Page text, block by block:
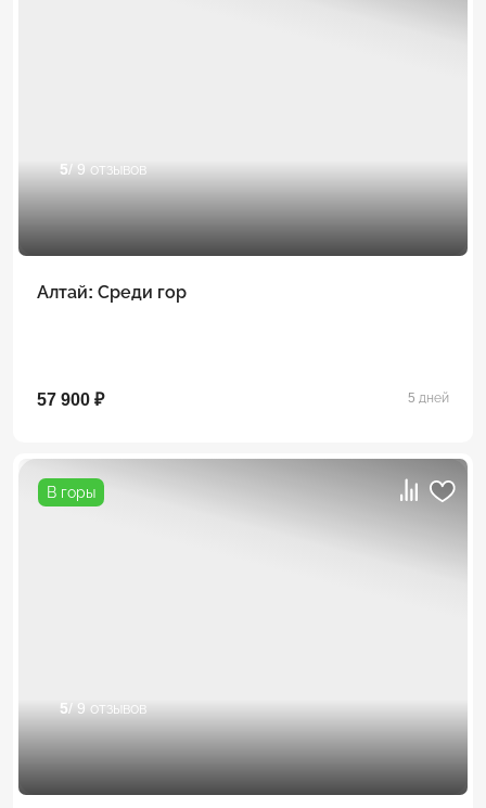
5/ 9 отзывов
Алтай: Среди гор
57 900 ₽ 5 дней
В горы
5/ 9 отзывов